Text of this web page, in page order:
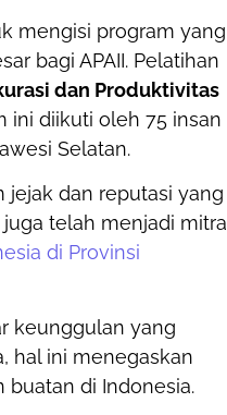
mengisi program yang
bagi APAII. Pelatihan
dan Produktivitas
ini diikuti oleh 75 insan
Selatan.
jejak dan reputasi yang
juga telah menjadi mitra
di Provinsi
keunggulan yang
hal ini menegaskan
buatan di Indonesia.